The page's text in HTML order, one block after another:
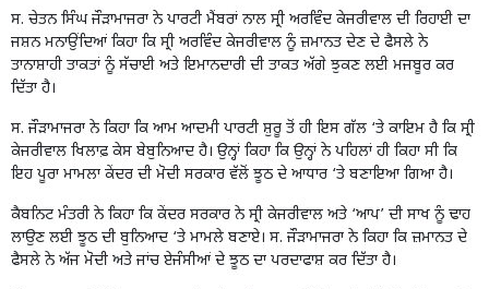
ਸ. ਚੇਤਨ ਸਿੰਘ ਜੌੜਾਮਾਜਰਾ ਨੇ ਪਾਰਟੀ ਮੈਂਬਰਾਂ ਨਾਲ ਸ੍ਰੀ ਅਰਵਿੰਦ ਕੇਜਰੀਵਾਲ ਦੀ ਰਿਹਾਈ ਦਾ
ਜਸ਼ਨ ਮਨਾਉਂਦਿਆਂ ਕਿਹਾ ਕਿ ਸ੍ਰੀ ਅਰਵਿੰਦ ਕੇਜਰੀਵਾਲ ਨੂੰ ਜ਼ਮਾਨਤ ਦੇਣ ਦੇ ਫੈਸਲੇ ਨੇ
ਤਾਨਾਸ਼ਾਹੀ ਤਾਕਤਾਂ ਨੂੰ ਸੱਚਾਈ ਅਤੇ ਇਮਾਨਦਾਰੀ ਦੀ ਤਾਕਤ ਅੱਗੇ ਝੁਕਣ ਲਈ ਮਜਬੂਰ ਕਰ
ਦਿੱਤਾ ਹੈ।
ਸ. ਜੌੜਾਮਾਜਰਾ ਨੇ ਕਿਹਾ ਕਿ ਆਮ ਆਦਮੀ ਪਾਰਟੀ ਸ਼ੁਰੂ ਤੋਂ ਹੀ ਇਸ ਗੱਲ ‘ਤੇ ਕਾਇਮ ਹੈ ਕਿ ਸ੍ਰੀ
ਕੇਜਰੀਵਾਲ ਖਿਲਾਫ਼ ਕੇਸ ਬੇਬੁਨਿਆਦ ਹੈ। ਉਨ੍ਹਾਂ ਕਿਹਾ ਕਿ ਉਨ੍ਹਾਂ ਨੇ ਪਹਿਲਾਂ ਹੀ ਕਿਹਾ ਸੀ ਕਿ
ਇਹ ਪੂਰਾ ਮਾਮਲਾ ਕੇਂਦਰ ਦੀ ਮੋਦੀ ਸਰਕਾਰ ਵੱਲੋਂ ਝੂਠ ਦੇ ਆਧਾਰ ‘ਤੇ ਬਣਾਇਆ ਗਿਆ ਹੈ।
ਕੈਬਨਿਟ ਮੰਤਰੀ ਨੇ ਕਿਹਾ ਕਿ ਕੇਂਦਰ ਸਰਕਾਰ ਨੇ ਸ੍ਰੀ ਕੇਜਰੀਵਾਲ ਅਤੇ ‘ਆਪ’ ਦੀ ਸਾਖ ਨੂੰ ਢਾਹ
ਲਾਉਣ ਲਈ ਝੂਠ ਦੀ ਬੁਨਿਆਦ ‘ਤੇ ਮਾਮਲੇ ਬਣਾਏ। ਸ. ਜੌੜਾਮਾਜਰਾ ਨੇ ਕਿਹਾ ਕਿ ਜ਼ਮਾਨਤ ਦੇ
ਫੈਸਲੇ ਨੇ ਅੱਜ ਮੋਦੀ ਅਤੇ ਜਾਂਚ ਏਜੰਸੀਆਂ ਦੇ ਝੂਠ ਦਾ ਪਰਦਾਫਾਸ਼ ਕਰ ਦਿੱਤਾ ਹੈ।